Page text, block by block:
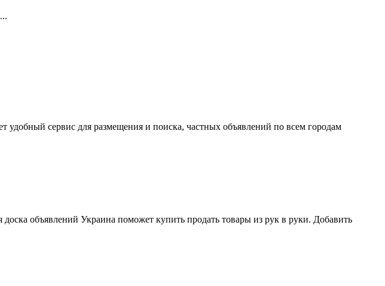
удобный сервис для размещения и поиска, частных объявлений по всем городам
объявлений Украина поможет купить продать товары из рук в руки. Добавить